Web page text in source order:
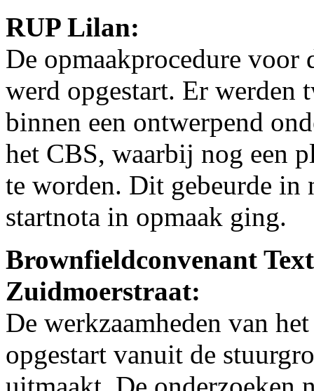
RUP Lilan:
De opmaakprocedure
werd opgestart. Er werden
binnen een ontwerpend
het CBS, waarbij nog een
te worden. Dit gebeurde in
startnota in opmaak ging.
Brownfieldconvenant
Zuidmoerstraat:
De werkzaamheden van
opgestart vanuit de